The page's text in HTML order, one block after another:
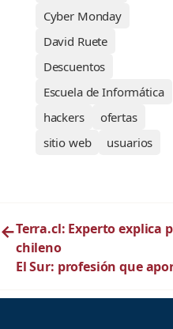
Cyber Monday
David Ruete
Descuentos
Escuela de Informática
hackers
ofertas
sitio web
usuarios
←Terra.cl: Experto explica
chileno
El Sur: profesión que